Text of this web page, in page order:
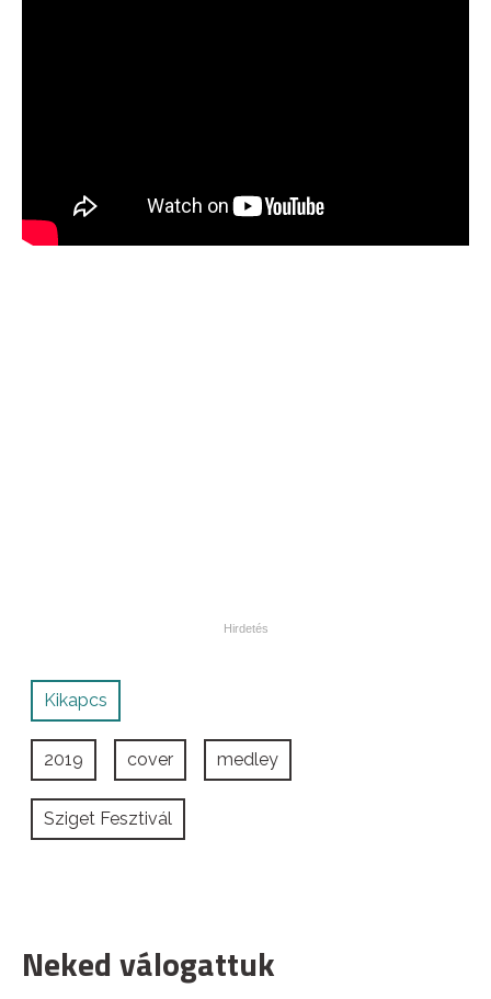
Kikapcs
2019 cover medley
Sziget Fesztivál
Neked válogattuk